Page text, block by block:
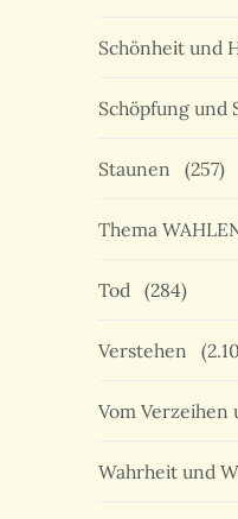
Schönheit und
Schöpfung und
Staunen (257)
Thema
Tod (284)
Verstehen
Vom Verzeihen
Wahrheit und